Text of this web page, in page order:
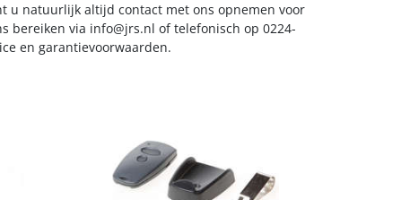
u natuurlijk altijd contact met ons opnemen voor
bereiken via info@jrs.nl of telefonisch op 0224-
en garantievoorwaarden.